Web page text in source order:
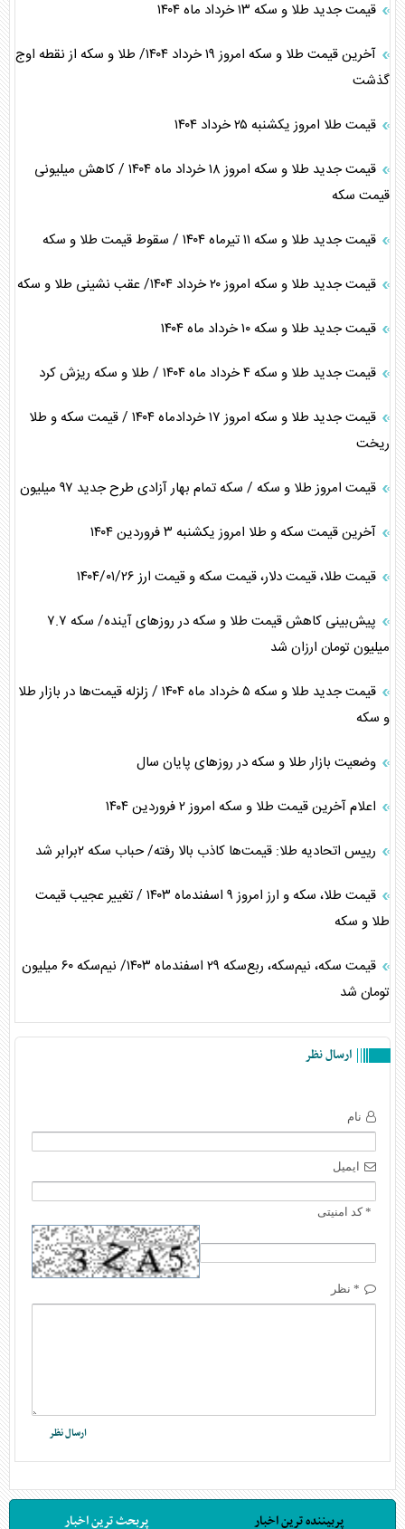
قیمت جدید طلا و سکه ۱۳ خرداد ماه ۱۴۰۴
آخرین قیمت طلا و سکه امروز ۱۹ خرداد ۱۴۰۴/ طلا و سکه از نقطه اوج
گذشت
قیمت طلا امروز یکشنبه ۲۵ خرداد ۱۴۰۴
قیمت جدید طلا و سکه امروز ۱۸ خرداد ماه ۱۴۰۴ / کاهش میلیونی
قیمت سکه
قیمت جدید طلا و سکه ۱۱ تیرماه ۱۴۰۴ / سقوط قیمت طلا و سکه
قیمت جدید طلا و سکه امروز ۲۰ خرداد ۱۴۰۴/ عقب نشینی طلا و سکه
قیمت جدید طلا و سکه ۱۰ خرداد ماه ۱۴۰۴
قیمت جدید طلا و سکه ۴ خرداد ماه ۱۴۰۴ / طلا و سکه ریزش کرد
قیمت جدید طلا و سکه امروز ۱۷ خردادماه ۱۴۰۴ / قیمت سکه و طلا
ریخت
قیمت امروز طلا و سکه / سکه تمام بهار آزادی طرح جدید ۹۷ میلیون
آخرین قیمت سکه و طلا امروز یکشنبه ۳ فروردین ۱۴۰۴
قیمت طلا، قیمت دلار، قیمت سکه و قیمت ارز ۱۴۰۴/۰۱/۲۶
پیش‌بینی کاهش قیمت طلا و سکه در روز‌های آینده/ سکه ۷.۷
میلیون تومان ارزان شد
قیمت جدید طلا و سکه ۵ خرداد ماه ۱۴۰۴ / زلزله قیمت‌ها در بازار طلا
و سکه
وضعیت بازار طلا و سکه در روز‌های پایان سال
اعلام آخرین قیمت طلا و سکه امروز ٢ فروردین ١۴٠۴
رییس اتحادیه طلا: قیمت‌ها کاذب بالا رفته/ حباب سکه ۲برابر شد
قیمت طلا، سکه و ارز امروز ۹ اسفندماه ۱۴۰۳ / تغییر عجیب قیمت
طلا و سکه
قیمت سکه، نیم‌سکه، ربع‌سکه ۲۹ اسفندماه ۱۴۰۳/ نیم‌سکه ۶۰ میلیون
تومان شد
ارسال نظر
نام
ایمیل
* کد امنیتی
* نظر
پربیننده ترین اخبار پربحث ترین اخبار